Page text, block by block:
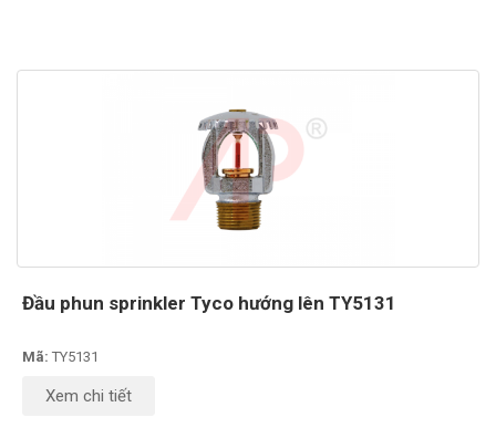
Đầu phun sprinkler Tyco hướng lên TY5131
Mã: TY5131
Xem chi tiết